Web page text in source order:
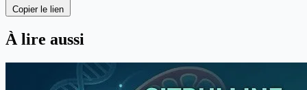
Copier le lien
À lire aussi